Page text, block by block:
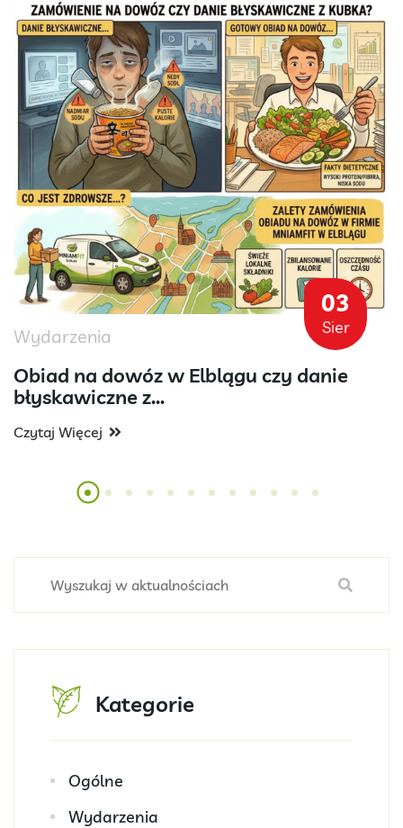
03
Sier
Wydarzenia
Obiad na dowóz w Elblągu czy danie
błyskawiczne z...
Czytaj Więcej
Kategorie
Ogólne
Wydarzenia